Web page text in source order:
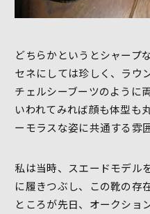
どちらかというとシャープ
セネにしては珍しく、ラウ
チェルシーブーツのように
いわれてみれば顔も体型も
ーモラスな姿に共通する雰
私は当時、スエードモデル
に履きつぶし、この靴の存
ところが先日、オークショ